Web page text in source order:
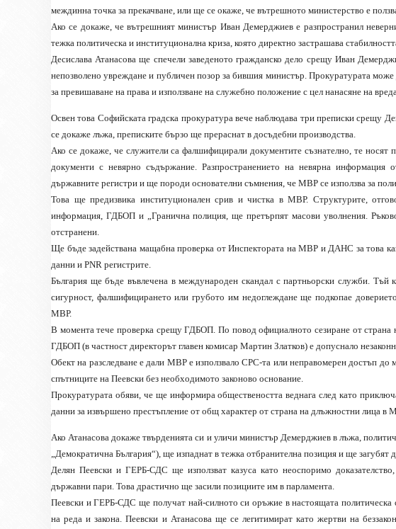
междинна точка за прекачване, или ще се окаже, че вътрешното министерство е
Ако се докаже, че вътрешният министър Иван Демерджиев е разпространил
тежка политическа и институционална криза, която директно застрашава
Десислава Атанасова ще спечели заведеното гражданско дело срещу Иван
непозволено увреждане и публичен позор за бившия министър. Прокуратурата
за превишаване на права и използване на служебно положение с цел нанасяне на
Освен това Софийската градска прокуратура вече наблюдава три преписки срещу
се докаже лъжа, преписките бързо ще прераснат в досъдебни производства.
Ако се докаже, че служители са фалшифицирали документите съзнателно, те носят
документи с невярно съдържание. Разпространението на невярна
държавните регистри и ще породи основателни съмнения, че МВР се използва за
Това ще предизвика институционален срив и чистка в МВР. Структурите,
информация, ГДБОП и „Гранична полиция, ще претърпят масови уволнения.
отстранени.
Ще бъде задействана мащабна проверка от Инспектората на МВР и ДАНС за това
данни и PNR регистрите.
България ще бъде въвлечена в международен скандал с партньорски служби.
сигурност, фалшифицирането или грубото им недоглеждане ще подкопае
МВР.
В момента тече проверка срещу ГДБОП. По повод официалното сезиране от страна
ГДБОП (в частност директорът главен комисар Мартин Златков) е допуснало
Обект на разследване е дали МВР е използвало СРС-та или неправомерен достъп
спътниците на Пеевски без необходимото законово основание.
Прокуратурата обяви, че ще информира обществеността веднага след като
данни за извършено престъпление от общ характер от страна на длъжностни лица в
Ако Атанасова докаже твърденията си и уличи министър Демерджиев в лъжа,
„Демократична България“), ще изпаднат в тежка отбранителна позиция и ще загубят
Делян Пеевски и ГЕРБ-СДС ще използват казуса като неоспоримо
държавни пари. Това драстично ще засили позициите им в парламента.
Пеевски и ГЕРБ-СДС ще получат най-силното си оръжие в настоящата политическа
на реда и закона. Пеевски и Атанасова ще се легитимират като жертви на